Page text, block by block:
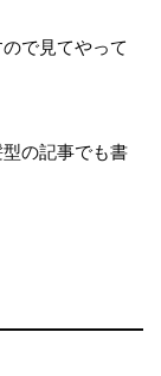
で見てやって
の記事でも書